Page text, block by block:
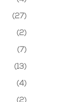
(27)
(2)
(7)
(13)
(4)